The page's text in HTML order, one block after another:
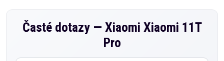
Časté dotazy — Xiaomi Xiaomi 11T
Pro